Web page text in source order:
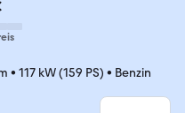
• 117 kW (159 PS) • Benzin